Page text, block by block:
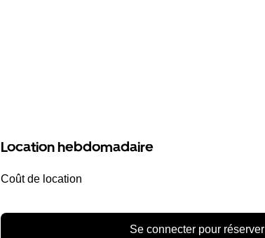
Location hebdomadaire
Coût de location
Se connecter pour réserver